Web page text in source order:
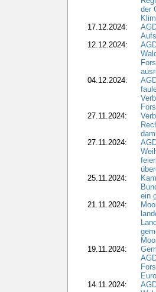
der
17.12.2024:
12.12.2024:
04.12.2024:
27.11.2024:
27.11.2024:
25.11.2024:
ein
21.11.2024:
19.11.2024:
14.11.2024: